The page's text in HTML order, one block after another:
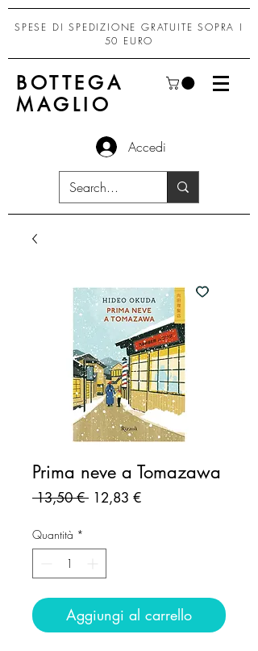
SPESE DI SPEDIZIONE GRATUITE SOPRA I
50 EURO
BOTTEGA
MAGLIO
Accedi
Prima neve a Tomazawa
13,50 € Prezzo
12,83 €Prezzo
Quantità *
Aggiungi al carrello